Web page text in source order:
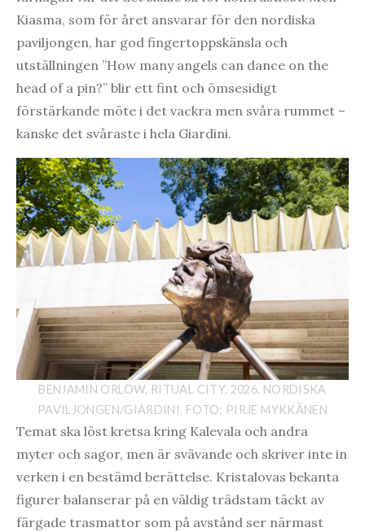
Kiasma, som för året ansvarar för den nordiska
paviljongen, har god fingertoppskänsla och
utställningen ”How many angels can dance on the
head of a pin?” blir ett fint och ömsesidigt
förstärkande möte i det vackra men svåra rummet –
kanske det svåraste i hela Giardini.
BENJAMIN ORLOW, RITUAL CITY, 2026. NORDISKA
PAVILJONGEN/GIARDINI. FOTO: PIRJE MYKKÄNEN
Temat ska löst kretsa kring Kalevala och andra
myter och sagor, men är svävande och skriver inte in
verken i en bestämd berättelse. Kristalovas bekanta
figurer balanserar på en väldig trädstam täckt av
färgade trasmattor som på avstånd ser närmast